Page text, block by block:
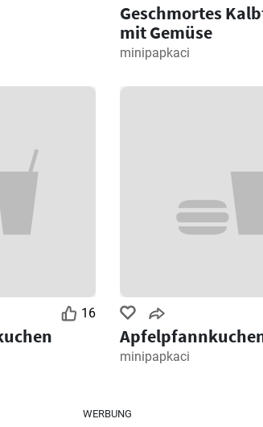
Geschmortes
mit Gemüse
minipapkaci
16
minipapkaci
WERBUNG